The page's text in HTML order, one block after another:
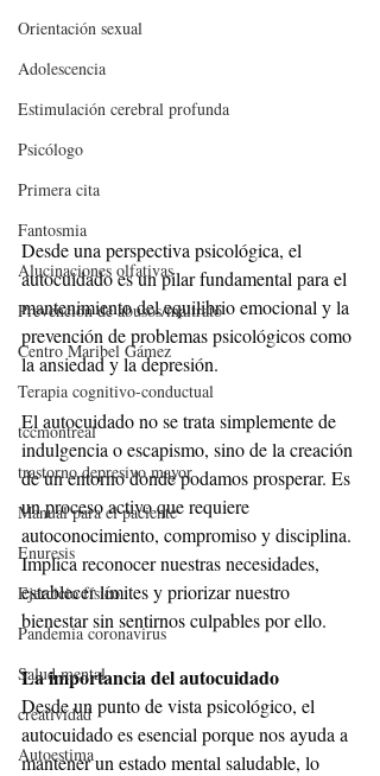
Orientación sexual
Adolescencia
Estimulación cerebral profunda
Psicólogo
Primera cita
Fantosmia
Alucinaciones olfativas
Prevención de abusos/maltrato
Centro Maribel Gámez
Terapia cognitivo-conductual
tccmontreal
trastorno depresivo mayor
Manual para el paciente
Enuresis
Ejercicio físico
Pandemia coronavirus
Salud mental
creatividad
Autoestima
Desde una perspectiva psicológica, el
autocuidado es un pilar fundamental para el
mantenimiento del equilibrio emocional y la
prevención de problemas psicológicos como
la ansiedad y la depresión.
El autocuidado no se trata simplemente de
indulgencia o escapismo, sino de la creación
de un entorno donde podamos prosperar. Es
un proceso activo que requiere
autoconocimiento, compromiso y disciplina.
Implica reconocer nuestras necesidades,
establecer límites y priorizar nuestro
bienestar sin sentirnos culpables por ello.
La importancia del autocuidado
Desde un punto de vista psicológico, el
autocuidado es esencial porque nos ayuda a
mantener un estado mental saludable, lo